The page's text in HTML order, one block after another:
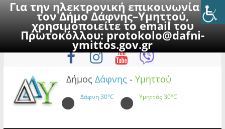
Για την ηλεκτρονική επικοινωνία με
τον Δήμο Δάφνης–Υμηττού,
χρησιμοποιείτε το email του
Πρωτοκόλλου:protokolo@dafni-
ymittos.gov.gr
to
Κυριακή, 9 Αυγούστου 2026
Δήμος Δάφνης - Υμηττού
Δάφνη30°C Υμηττός30°C